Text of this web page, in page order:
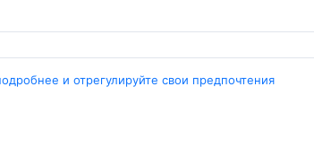
и отрегулируйте свои предпочтения